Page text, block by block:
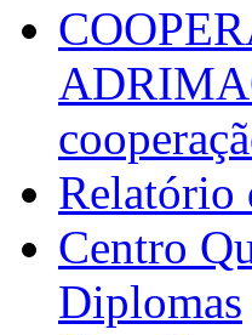
Relatório
Centro
Diplomas